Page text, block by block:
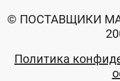
© ПОСТАВЩИКИ
Политика